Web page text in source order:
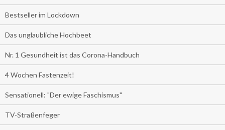
Bestseller im Lockdown
Das unglaubliche Hochbeet
Nr. 1 Gesundheit ist das Corona-Handbuch
4 Wochen Fastenzeit!
Sensationell: "Der ewige Faschismus"
TV-Straßenfeger